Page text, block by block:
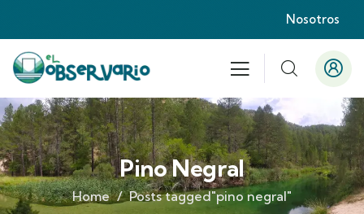
Nosotros
Pino Negral
Home Posts tagged"pino negral"